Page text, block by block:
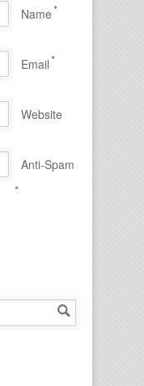
Name*
Email*
Website
Anti-Spam
*